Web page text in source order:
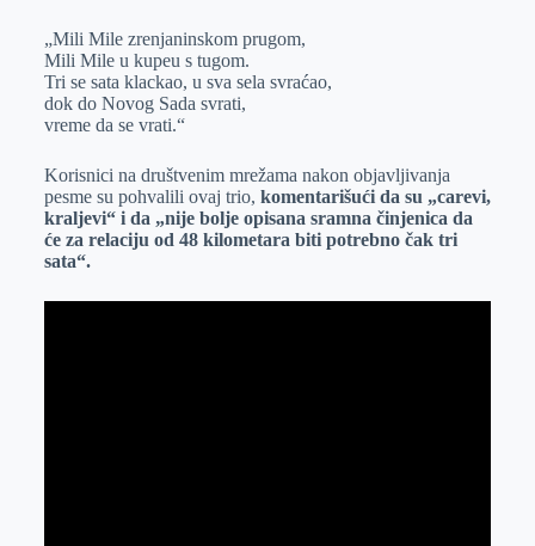
„Mili Mile zrenjaninskom prugom,
Mili Mile u kupeu s tugom.
Tri se sata klackao, u sva sela svraćao,
dok do Novog Sada svrati,
vreme da se vrati.“
Korisnici na društvenim mrežama nakon objavljivanja
pesme su pohvalili ovaj trio, komentarišući da su „carevi,
kraljevi“ i da „nije bolje opisana sramna činjenica da
će za relaciju od 48 kilometara biti potrebno čak tri
sata“.